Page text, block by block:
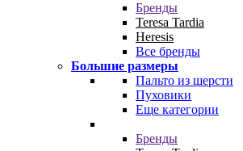
Бренды
Teresa Tardia
Heresis
Все бренды
Большие размеры
Пальто из шерсти
Пуховики
Еще категории
Бренды